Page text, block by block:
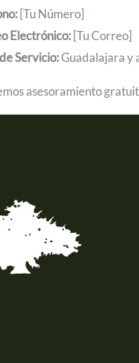
[Tu Número]
Electrónico:[Tu Correo]
Servicio:Guadalajara y
asesoramiento